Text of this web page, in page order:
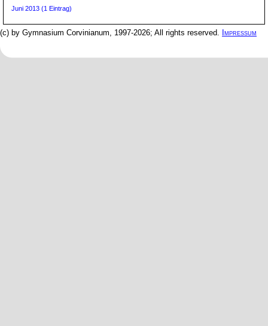
Juni 2013 (1 Eintrag)
(c) by Gymnasium Corvinianum, 1997-2026; All rights reserved. Impressum